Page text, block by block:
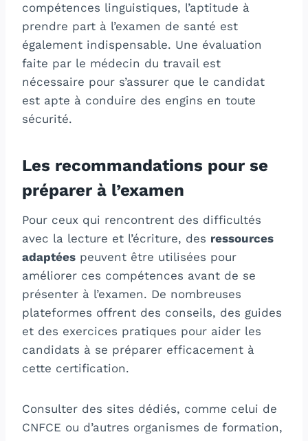
compétences linguistiques, l’aptitude à
prendre part à l’examen de santé est
également indispensable. Une évaluation
faite par le médecin du travail est
nécessaire pour s’assurer que le candidat
est apte à conduire des engins en toute
sécurité.
Les recommandations pour se
préparer à l’examen
Pour ceux qui rencontrent des difficultés
avec la lecture et l’écriture, des ressources
adaptées peuvent être utilisées pour
améliorer ces compétences avant de se
présenter à l’examen. De nombreuses
plateformes offrent des conseils, des guides
et des exercices pratiques pour aider les
candidats à se préparer efficacement à
cette certification.
Consulter des sites dédiés, comme celui de
CNFCE ou d’autres organismes de formation,